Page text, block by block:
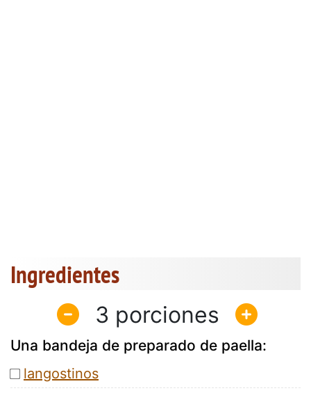
Ingredientes
3
Una bandeja de preparado de paella:
langostinos